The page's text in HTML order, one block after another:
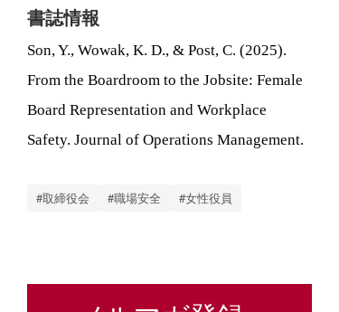
書誌情報
Son, Y., Wowak, K. D., & Post, C. (2025).
From the Boardroom to the Jobsite: Female
Board Representation and Workplace
Safety. Journal of Operations Management.
#取締役会 #職場安全 #女性役員